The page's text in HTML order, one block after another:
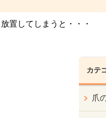
置してしまうと・・・
カテ
爪